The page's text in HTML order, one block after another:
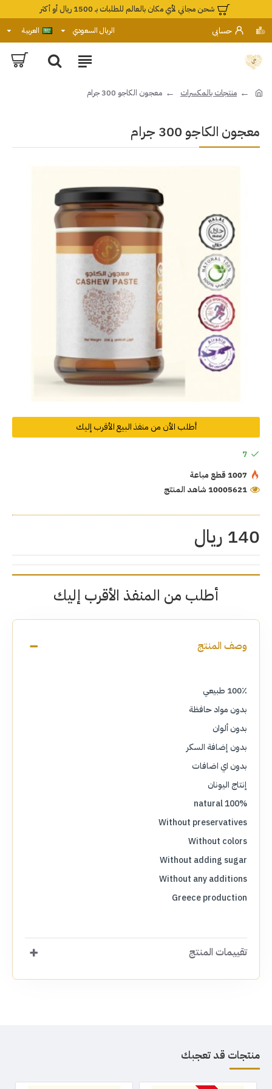
شحن مجاني لأي مكان بالعالم للطلبات بـ 1500 ريال أو أكثر
حسابي
الريال السعودي العربية
منتجات بالمكسرات معجون الكاجو 300 جرام
معجون الكاجو 300 جرام
أطلب الأن من منفذ البيع الأقرب إليك
140 ريال
7
1007 قطع مباعة
10005621 شاهد المنتج
أطلب من المنفذ الأقرب إليك
وصف المنتج
100٪ طبيعي
بدون مواد حافظة
بدون ألوان
بدون إضافة السكر
بدون اي اضافات
إنتاج اليونان
100% natural
Without preservatives
Without colors
Without adding sugar
Without any additions
Greece production
تقييمات المنتج
منتجات قد تعجبك